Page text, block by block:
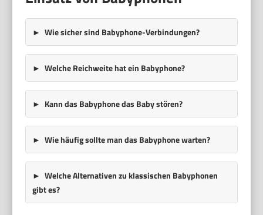
Wie sicher sind Babyphone-Verbindungen?
Welche Reichweite hat ein Babyphone?
Kann das Babyphone das Baby stören?
Wie häufig sollte man das Babyphone warten?
Welche Alternativen zu klassischen Babyphonen
gibt es?